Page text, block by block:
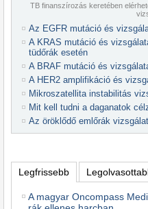
TB finanszírozás keretében
Az EGFR mutáció és
A KRAS mutáció és
tüdőrák esetén
A BRAF mutáció és
A HER2 amplifikáció és
Mikroszatellita instabilitás
Mit kell tudni a daganatok
Az öröklődő emlőrák
Legfrissebb
A magyar Oncompass